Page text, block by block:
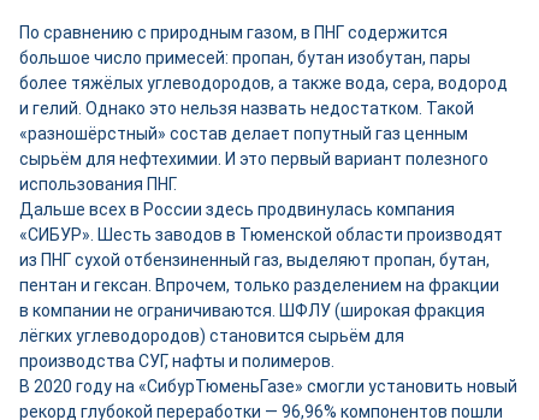
По сравнению с природным газом, в ПНГ содержится
большое число примесей: пропан, бутан изобутан, пары
более тяжёлых углеводородов, а также вода, сера, водород
и гелий. Однако это нельзя назвать недостатком. Такой
«разношёрстный» состав делает попутный газ ценным
сырьём для нефтехимии. И это первый вариант полезного
использования ПНГ.
Дальше всех в России здесь продвинулась компания
«СИБУР». Шесть заводов в Тюменской области производят
из ПНГ сухой отбензиненный газ, выделяют пропан, бутан,
пентан и гексан. Впрочем, только разделением на фракции
в компании не ограничиваются. ШФЛУ (широкая фракция
лёгких углеводородов) становится сырьём для
производства СУГ, нафты и полимеров.
В 2020 году на «СибурТюменьГазе» смогли установить новый
рекорд глубокой переработки — 96,96% компонентов пошли